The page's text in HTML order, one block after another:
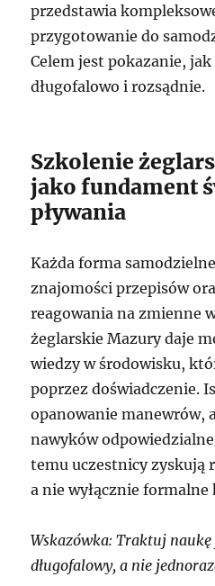
przedstawia
przygotowanie do
Celem jest pokazanie,
długofalowo i rozsądnie.
Szkolenie
jako fundament
pływania
Każda forma
znajomości przepisów
reagowania na zmienne
żeglarskie Mazury daje
wiedzy w środowisku,
poprzez doświadczenie.
opanowanie manewrów,
nawyków
temu uczestnicy zyskują
a nie wyłącznie
Wskazówka: Traktuj naukę
długofalowy, a nie